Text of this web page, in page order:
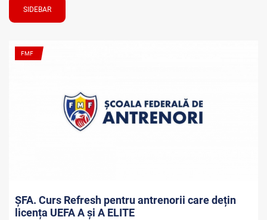
SIDEBAR
FMF
ȘFA. Curs Refresh pentru antrenorii care dețin
licența UEFA A și A ELITE